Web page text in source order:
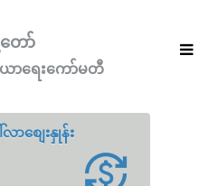
ော်
ာရေးကော်မတီ
စျေးနှုန်း